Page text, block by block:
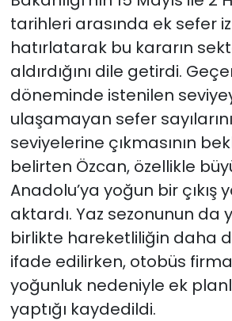
tarihleri arasında ek sefer
hatırlatarak bu kararın
aldırdığını dile getirdi.
döneminde istenilen
ulaşamayan sefer
seviyelerine çıkmasının
belirten Özcan, özellikle
Anadolu’ya yoğun bir çıkış
aktardı. Yaz sezonunun da
birlikte hareketliliğin daha
ifade edilirken, otobüs
yoğunluk nedeniyle ek
yaptığı kaydedildi.